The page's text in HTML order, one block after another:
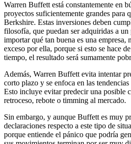
Warren Buffett está constantemente en
proyectos suficientemente grandes para
Berkshire. Estas inversiones deben
filosofía, que puedan ser adquiridas a
importar qué tan buena es una empresa,
exceso por ella, porque si esto se hace
tiempo, el resultado será sumamente
Además, Warren Buffett evita intentar
corto plazo y se enfoca en las
Esto incluye evitar predecir una posible
retroceso, rebote o timming al mercado.
Sin embargo, y aunque Buffett es muy
declaraciones respecto a este tipo de
porque entiende el pánico que podría